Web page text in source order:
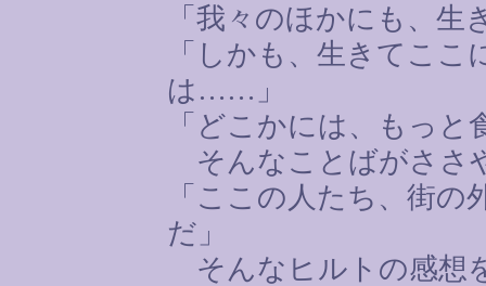
「我々のほかにも、生
「しかも、生きてこ
は …… 」
「どこかには、もっ
そんなことばがささ
「ここの人たち、街
だ」
そんなヒルトの感想